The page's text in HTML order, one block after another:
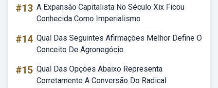
#13 A Expansão Capitalista No Século Xix Ficou
Conhecida Como Imperialismo
#14 Qual Das Seguintes Afirmações Melhor Define O
Conceito De Agronegócio
#15 Qual Das Opções Abaixo Representa
Corretamente A Conversão Do Radical